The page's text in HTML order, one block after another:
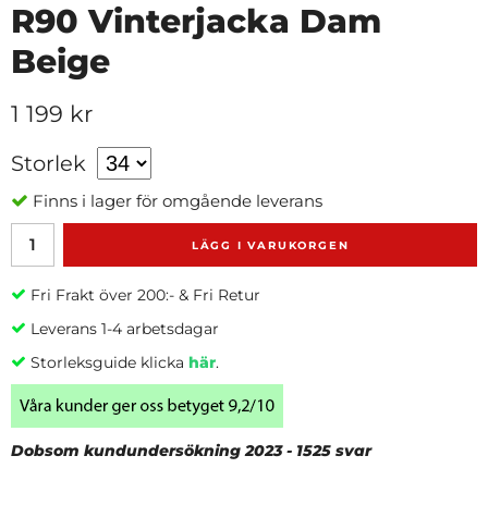
R90 Vinterjacka Dam
Beige
1 199 kr
Storlek
Finns i lager för omgående leverans
LÄGG I VARUKORGEN
Fri Frakt över 200:- & Fri Retur
Leverans 1-4 arbetsdagar
Storleksguide klicka här.
Dobsom kundundersökning 2023 - 1525 svar